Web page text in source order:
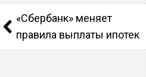
«Сбербанк» меняет
правила выплаты ипотек